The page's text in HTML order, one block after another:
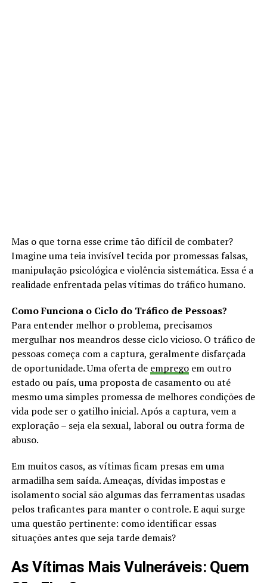
Mas o que torna esse crime tão difícil de combater?
Imagine uma teia invisível tecida por promessas falsas,
manipulação psicológica e violência sistemática. Essa é a
realidade enfrentada pelas vítimas do tráfico humano.
Como Funciona o Ciclo do Tráfico de Pessoas?
Para entender melhor o problema, precisamos
mergulhar nos meandros desse ciclo vicioso. O tráfico de
pessoas começa com a captura, geralmente disfarçada
de oportunidade. Uma oferta de empregoem outro
estado ou país, uma proposta de casamento ou até
mesmo uma simples promessa de melhores condições de
vida pode ser o gatilho inicial. Após a captura, vem a
exploração – seja ela sexual, laboral ou outra forma de
abuso.
Em muitos casos, as vítimas ficam presas em uma
armadilha sem saída. Ameaças, dívidas impostas e
isolamento social são algumas das ferramentas usadas
pelos traficantes para manter o controle. E aqui surge
uma questão pertinente: como identificar essas
situações antes que seja tarde demais?
As Vítimas Mais Vulneráveis: Quem